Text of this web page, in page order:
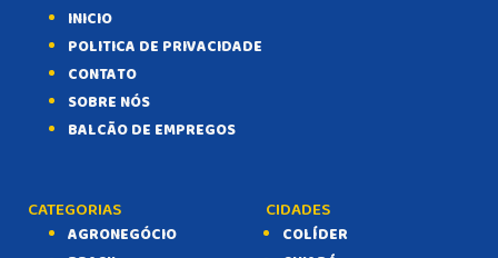
INICIO
POLITICA DE PRIVACIDADE
CONTATO
SOBRE NÓS
BALCÃO DE EMPREGOS
CATEGORIAS
AGRONEGÓCIO
CIDADES
COLÍDER